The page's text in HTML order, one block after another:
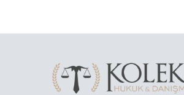
TAŞINMAZ ALMAK SURETIYLE
YARGILANMANIN YENILENMESI